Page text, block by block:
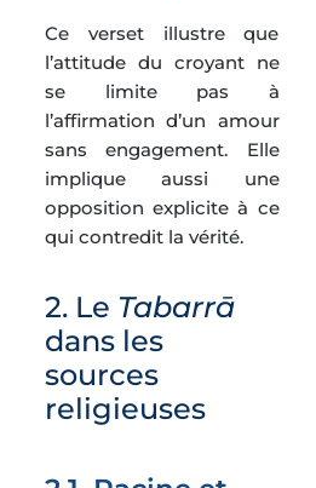
Ce verset illustre que
l’attitude du croyant ne
se limite pas à
l’affirmation d’un amour
sans engagement. Elle
implique aussi une
opposition explicite à ce
qui contredit la vérité.
2. Le Tabarrā
dans les
sources
religieuses